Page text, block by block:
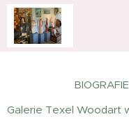
BIOGRAFIE
Galerie Texel Woodart